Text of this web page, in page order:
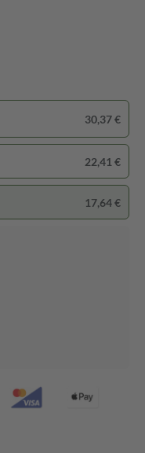
30,37 €
22,41 €
17,64 €